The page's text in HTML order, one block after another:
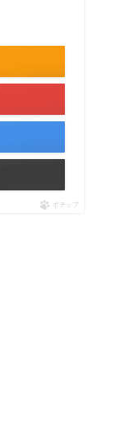
ポチップ